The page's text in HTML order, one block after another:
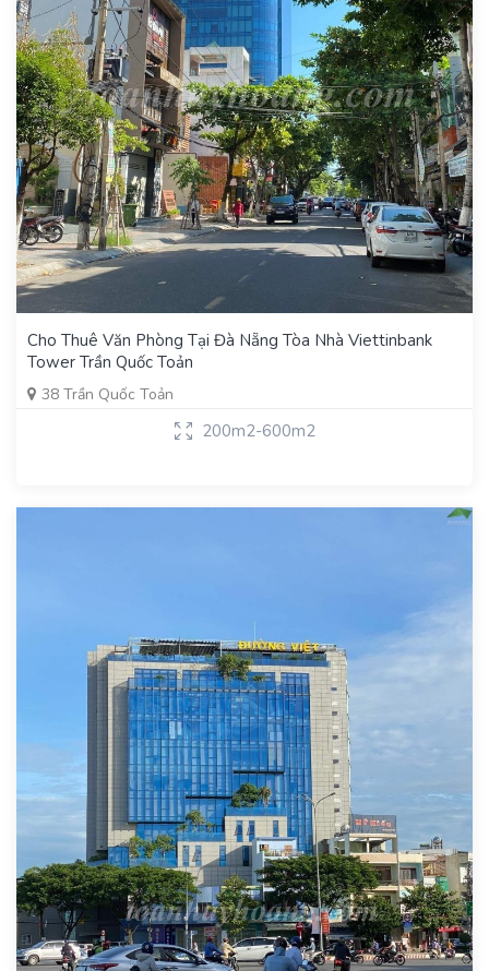
Cho Thuê Văn Phòng Tại Đà Nẵng Tòa Nhà Viettinbank
Tower Trần Quốc Toản
38 Trần Quốc Toản
200m2-600m2